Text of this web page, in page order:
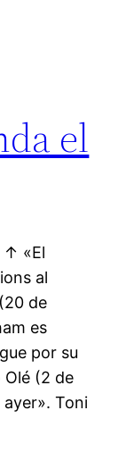
el
↑ «El
al
de
es
por su
(2 de
Toni